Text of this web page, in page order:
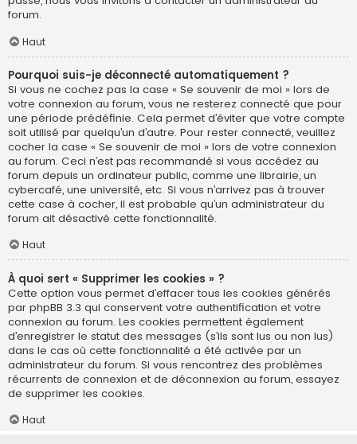
forum.
Haut
Pourquoi suis-je déconnecté automatiquement ?
Si vous ne cochez pas la case « Se souvenir de moi » lors de
votre connexion au forum, vous ne resterez connecté que pour
une période prédéfinie. Cela permet d’éviter que votre compte
soit utilisé par quelqu’un d’autre. Pour rester connecté, veuillez
cocher la case « Se souvenir de moi » lors de votre connexion
au forum. Ceci n’est pas recommandé si vous accédez au
forum depuis un ordinateur public, comme une librairie, un
cybercafé, une université, etc. Si vous n’arrivez pas à trouver
cette case à cocher, il est probable qu’un administrateur du
forum ait désactivé cette fonctionnalité.
Haut
À quoi sert « Supprimer les cookies » ?
Cette option vous permet d’effacer tous les cookies générés
par phpBB 3.3 qui conservent votre authentification et votre
connexion au forum. Les cookies permettent également
d’enregistrer le statut des messages (s’ils sont lus ou non lus)
dans le cas où cette fonctionnalité a été activée par un
administrateur du forum. Si vous rencontrez des problèmes
récurrents de connexion et de déconnexion au forum, essayez
de supprimer les cookies.
Haut